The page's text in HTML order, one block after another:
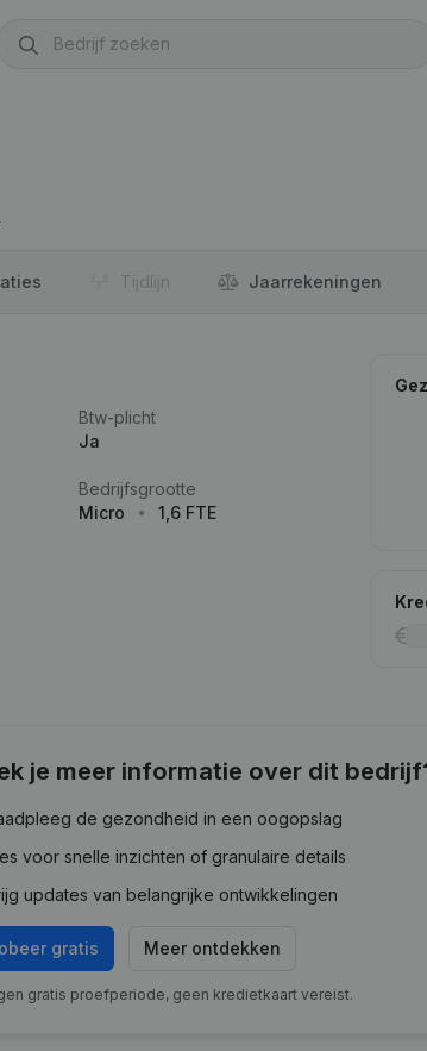
Tijdlijn Jaar­rekeningen
Btw-plicht
Ja
Bedrijfsgrootte
Micro
1,6 FTE
je meer informatie over dit
de gezondheid in een oogopslag
voor snelle inzichten of granulaire details
updates van belangrijke ontwikkelingen
gratis Meer ontdekken
gratis proefperiode, geen kredietkaart vereist.